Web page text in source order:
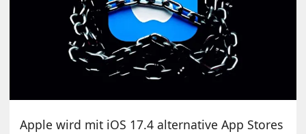
Apple wird mit iOS 17.4 alternative App Stores